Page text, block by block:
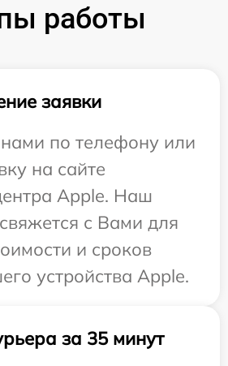
работы
заявки
по телефону или
на сайте
Apple. Наш
с Вами для
и сроков
устройства Apple.
за 35 минут